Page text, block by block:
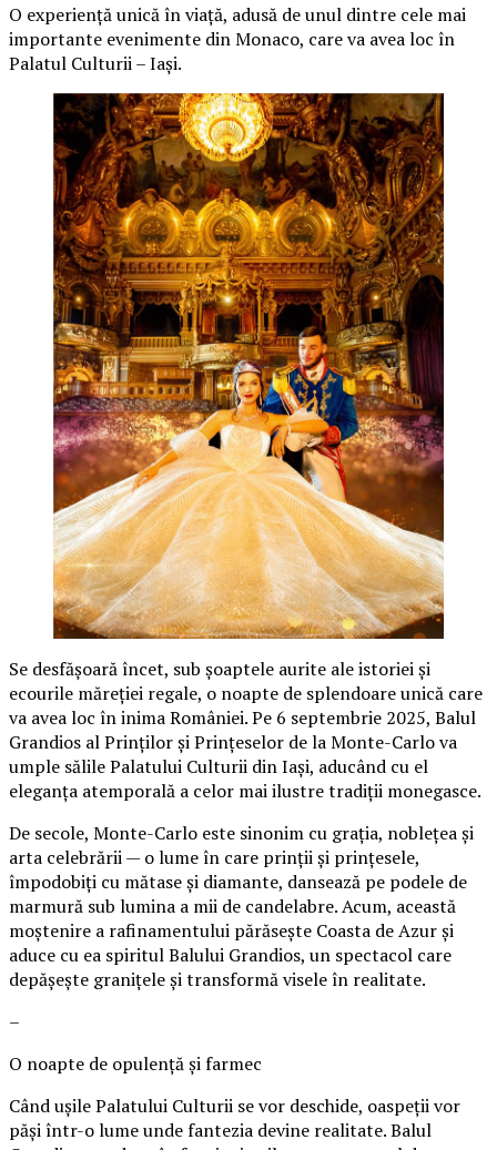
O experiență unică în viață, adusă de unul dintre cele mai
importante evenimente din Monaco, care va avea loc în
Palatul Culturii – Iași.
Se desfășoară încet, sub șoaptele aurite ale istoriei și
ecourile măreției regale, o noapte de splendoare unică care
va avea loc în inima României. Pe 6 septembrie 2025, Balul
Grandios al Prinților și Prințeselor de la Monte-Carlo va
umple sălile Palatului Culturii din Iași, aducând cu el
eleganța atemporală a celor mai ilustre tradiții monegasce.
De secole, Monte-Carlo este sinonim cu grația, noblețea și
arta celebrării — o lume în care prinții și prințesele,
împodobiți cu mătase și diamante, dansează pe podele de
marmură sub lumina a mii de candelabre. Acum, această
moștenire a rafinamentului părăsește Coasta de Azur și
aduce cu ea spiritul Balului Grandios, un spectacol care
depășește granițele și transformă visele în realitate.
–
O noapte de opulență și farmec
Când ușile Palatului Culturii se vor deschide, oaspeții vor
păși într-o lume unde fantezia devine realitate. Balul